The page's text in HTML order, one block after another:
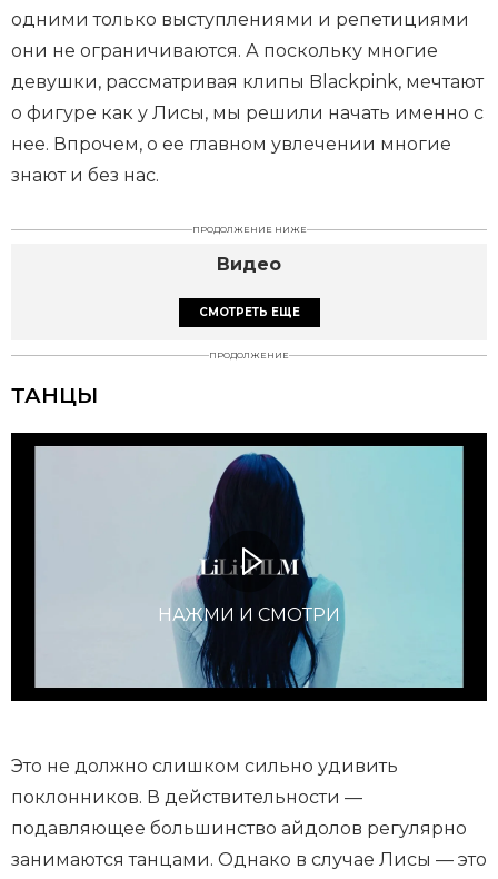
одними только выступлениями и репетициями
они не ограничиваются. А поскольку многие
девушки, рассматривая клипы Blackpink, мечтают
о фигуре как у Лисы, мы решили начать именно с
нее. Впрочем, о ее главном увлечении многие
знают и без нас.
ПРОДОЛЖЕНИЕ НИЖЕ
Видео
СМОТРЕТЬ ЕЩЕ
ПРОДОЛЖЕНИЕ
ТАНЦЫ
НАЖМИ И СМОТРИ
Это не должно слишком сильно удивить
поклонников. В действительности —
подавляющее большинство айдолов регулярно
занимаются танцами. Однако в случае Лисы — это